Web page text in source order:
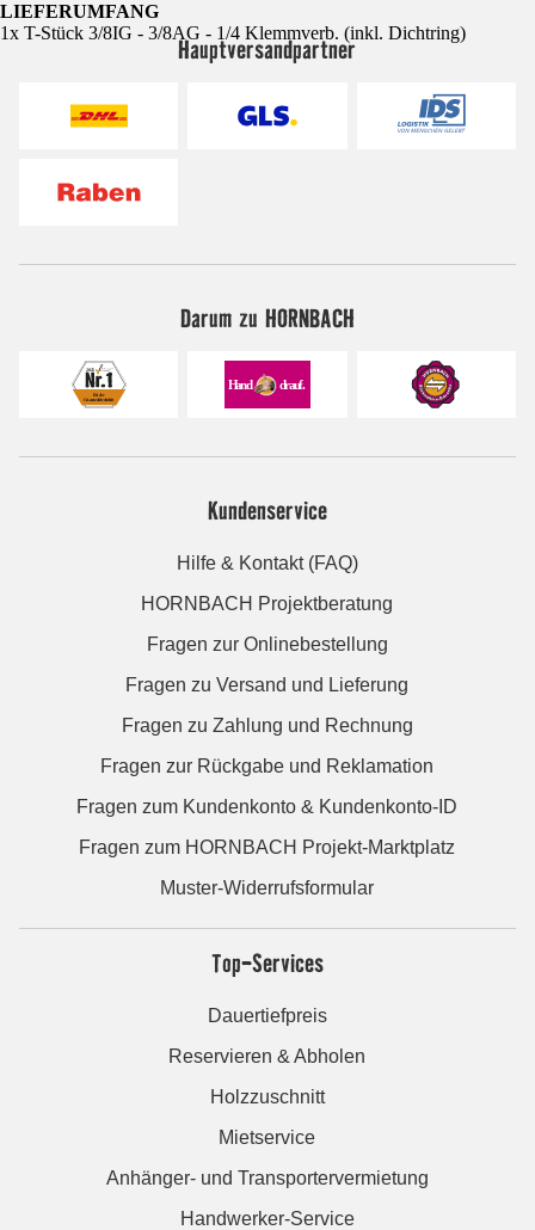
LIEFERUMFANG
1x T-Stück 3/8IG - 3/8AG - 1/4 Klemmverb. (inkl. Dichtring)
Hauptversandpartner
Darum zu HORNBACH
Kundenservice
Hilfe & Kontakt (FAQ)
HORNBACH Projektberatung
Fragen zur Onlinebestellung
Fragen zu Versand und Lieferung
Fragen zu Zahlung und Rechnung
Fragen zur Rückgabe und Reklamation
Fragen zum Kundenkonto & Kundenkonto-ID
Fragen zum HORNBACH Projekt-Marktplatz
Muster-Widerrufsformular
Top-Services
Dauertiefpreis
Reservieren & Abholen
Holzzuschnitt
Mietservice
Anhänger- und Transportervermietung
Handwerker-Service